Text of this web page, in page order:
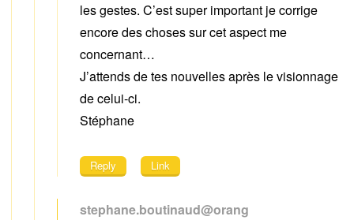
les gestes. C’est super important je corrige
encore des choses sur cet aspect me
concernant…
J’attends de tes nouvelles après le visionnage
de celui-ci.
Stéphane
Reply Link
stephane.boutinaud@orang